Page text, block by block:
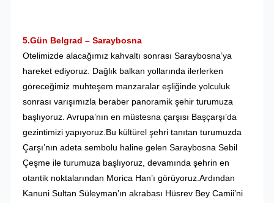
5.Gün Belgrad – Saraybosna
Otelimizde alacağımız kahvaltı sonrası Saraybosna’ya
hareket ediyoruz. Dağlık balkan yollarında ilerlerken
göreceğimiz muhteşem manzaralar eşliğinde yolculuk
sonrası varışımızla beraber panoramik şehir turumuza
başlıyoruz. Avrupa’nın en müstesna çarşısı Başçarşı’da
gezintimizi yapıyoruz.Bu kültürel şehri tanıtan turumuzda
Çarşı’nın adeta sembolu haline gelen Saraybosna Sebil
Çeşme ile turumuza başlıyoruz, devamında şehrin en
otantik noktalarından Morica Han’ı görüyoruz.Ardından
Kanuni Sultan Süleyman’ın akrabası Hüsrev Bey Camii’ni